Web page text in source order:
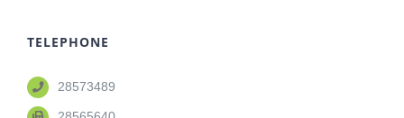
TELEPHONE
28573489